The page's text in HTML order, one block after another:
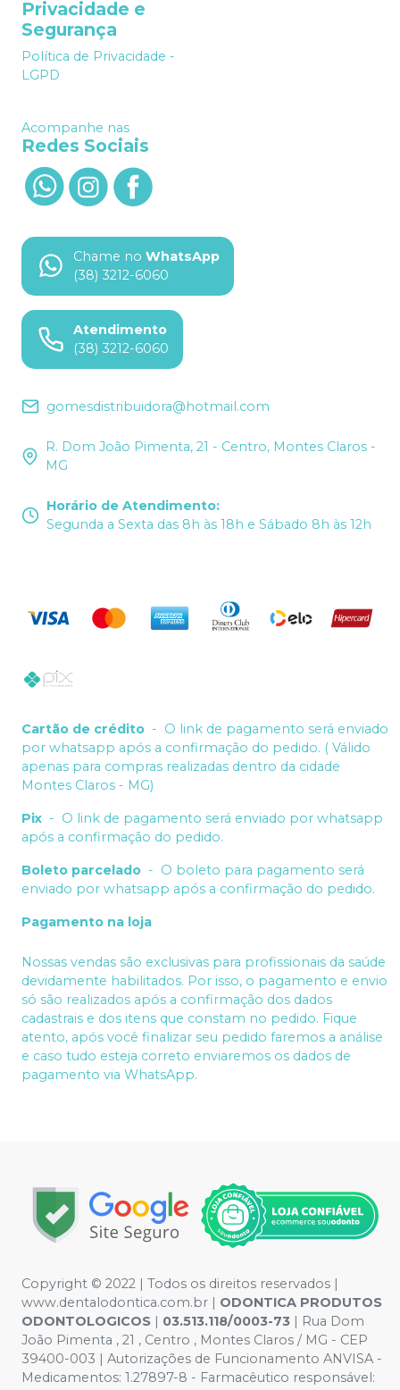
Privacidade e
Segurança
Política de Privacidade -
LGPD
Acompanhe nas
Redes Sociais
Chame no WhatsApp
(38) 3212-6060
Atendimento
(38) 3212-6060
gomesdistribuidora@hotmail.com
R. Dom João Pimenta, 21 - Centro, Montes Claros -
MG
Horário de Atendimento:
Segunda a Sexta das 8h às 18h e Sábado 8h às 12h
Cartão de crédito - O link de pagamento será enviado
por whatsapp após a confirmação do pedido. ( Válido
apenas para compras realizadas dentro da cidade
Montes Claros - MG)
Pix - O link de pagamento será enviado por whatsapp
após a confirmação do pedido.
Boleto parcelado - O boleto para pagamento será
enviado por whatsapp após a confirmação do pedido.
Pagamento na loja
Nossas vendas são exclusivas para profissionais da saúde
devidamente habilitados. Por isso, o pagamento e envio
só são realizados após a confirmação dos dados
cadastrais e dos itens que constam no pedido. Fique
atento, após você finalizar seu pedido faremos a análise
e caso tudo esteja correto enviaremos os dados de
pagamento via WhatsApp.
Copyright © 2022 | Todos os direitos reservados |
www.dentalodontica.com.br | ODONTICA PRODUTOS
ODONTOLOGICOS | 03.513.118/0003-73 | Rua Dom
João Pimenta , 21 , Centro , Montes Claros / MG - CEP
39400-003 | Autorizações de Funcionamento ANVISA -
Medicamentos: 1.27897-8 - Farmacêutico responsável: